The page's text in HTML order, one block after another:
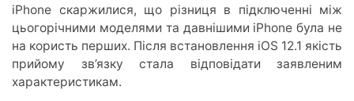
iPhone скаржилися, що різниця в підключенні між
цьогорічними моделями та давнішими iPhone була не
на користь перших. Після встановлення iOS 12.1 якість
прийому зв’язку стала відповідати заявленим
характеристикам.